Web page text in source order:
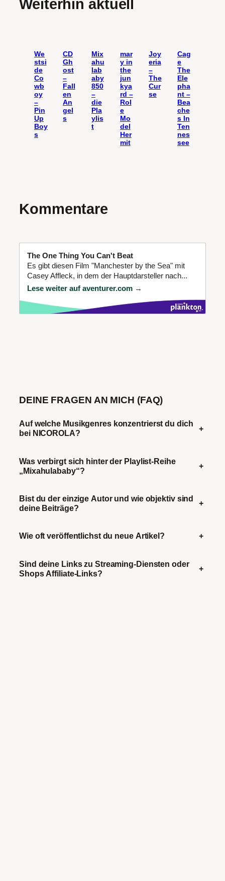
Weiterhin aktuell
We
stsi
de
Co
wb
oy
–
Pin
Up
Boy
s
CD
Gh
ost
–
Fall
en
An
gel
s
Mix
ahu
lab
aby
850
–
die
Pla
ylis
t
mar
y in
the
jun
kya
rd –
Rol
e
Mo
del
Her
mit
Joy
eria
–
The
Cur
se
Cag
e
The
Ele
pha
nt –
Bea
che
s In
Ten
nes
see
Kommentare
The One Thing You Can't Beat
Es gibt diesen Film "Manchester by the Sea" mit
Casey Affleck, in dem der Hauptdarsteller nach...
Lese weiter auf aventurer.com →
DEINE FRAGEN AN MICH (FAQ)
Auf welche Musikgenres konzentrierst du dich
bei NICOROLA?
+
Was verbirgt sich hinter der Playlist-Reihe
„Mixahulababy“?
+
Bist du der einzige Autor und wie objektiv sind
deine Beiträge?
+
Wie oft veröffentlichst du neue Artikel? +
Sind deine Links zu Streaming-Diensten oder
Shops Affiliate-Links?
+